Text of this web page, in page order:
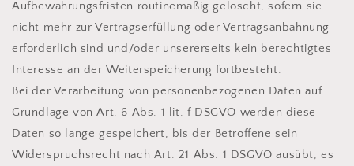
Aufbewahrungsfristen routinemäßig gelöscht, sofern sie
nicht mehr zur Vertragserfüllung oder Vertragsanbahnung
erforderlich sind und/oder unsererseits kein berechtigtes
Interesse an der Weiterspeicherung fortbesteht.
Bei der Verarbeitung von personenbezogenen Daten auf
Grundlage von Art. 6 Abs. 1 lit. f DSGVO werden diese
Daten so lange gespeichert, bis der Betroffene sein
Widerspruchsrecht nach Art. 21 Abs. 1 DSGVO ausübt, es